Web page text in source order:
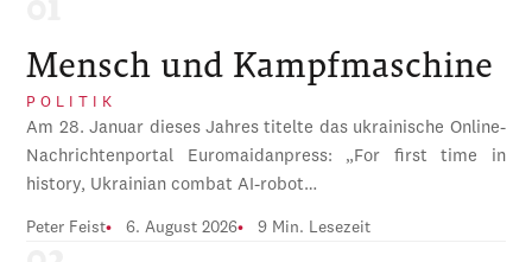
Mensch und Kampfmaschine
POLITIK
Am 28. Januar dieses Jahres titelte das ukrainische Online-
Nachrichtenportal Euromaidanpress: „For first time in
history, Ukrainian combat AI-robot…
Peter Feist 6. August 2026 9 Min. Lesezeit